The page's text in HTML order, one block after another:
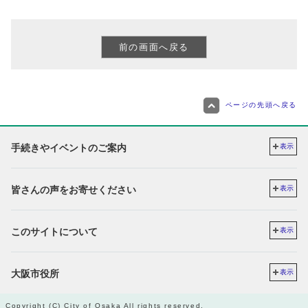
ページの先頭へ戻る
手続きやイベントのご案内 表示
皆さんの声をお寄せください 表示
このサイトについて 表示
大阪市役所 表示
Copyright (C) City of Osaka All rights reserved.